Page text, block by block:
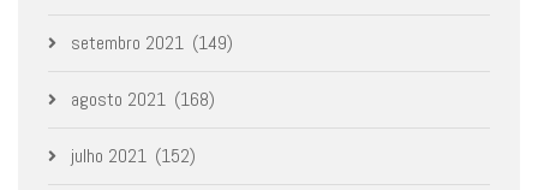
setembro 2021 (149)
agosto 2021 (168)
julho 2021 (152)